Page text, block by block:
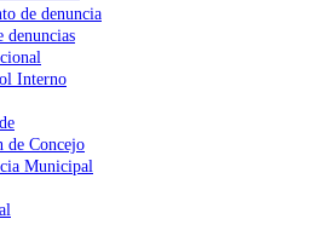
de denuncia
denuncias
Interno
de Concejo
Municipal